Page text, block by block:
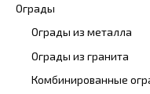
Ограды
Ограды из металла
Ограды из гранита
Комбинированные